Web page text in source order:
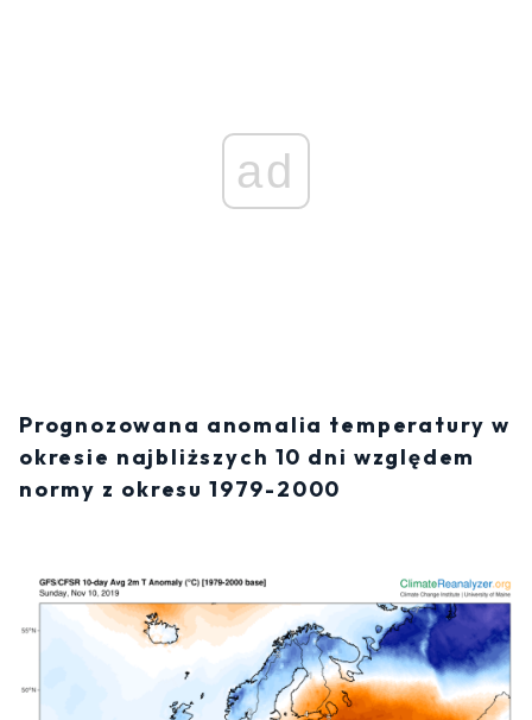
ad
Prognozowana anomalia temperatury w
okresie najbliższych 10 dni względem
normy z okresu 1979-2000